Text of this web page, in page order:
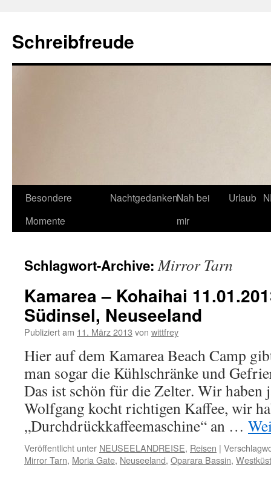
Schreibfreude
Besondere
Momente
NachtgedankenNah bei
mir
Urlaub
Schlagwort-Archive:Mirror Tarn
Kamarea – Kohaihai
Südinsel, Neuseeland
Publiziert am 11. März 2013 von wittfrey
Hier auf dem Kamarea Beach Camp
man sogar die Kühlschränke und
Das ist schön für die Zelter. Wir haben
Wolfgang kocht richtigen Kaffee, wir
„Durchdrückkaffeemaschine“ an …
Veröffentlicht unter NEUSEELANDREISE, Reisen |
Mirror Tarn, Moria Gate, Neuseeland, Oparara Bassin,